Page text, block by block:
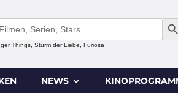
SEARCH
Things, Sturm der Liebe, Furiosa
NEWS